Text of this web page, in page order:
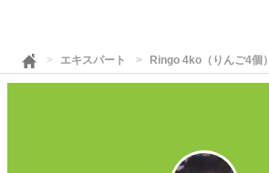
エキスパート Ringo 4ko（りんご4個）